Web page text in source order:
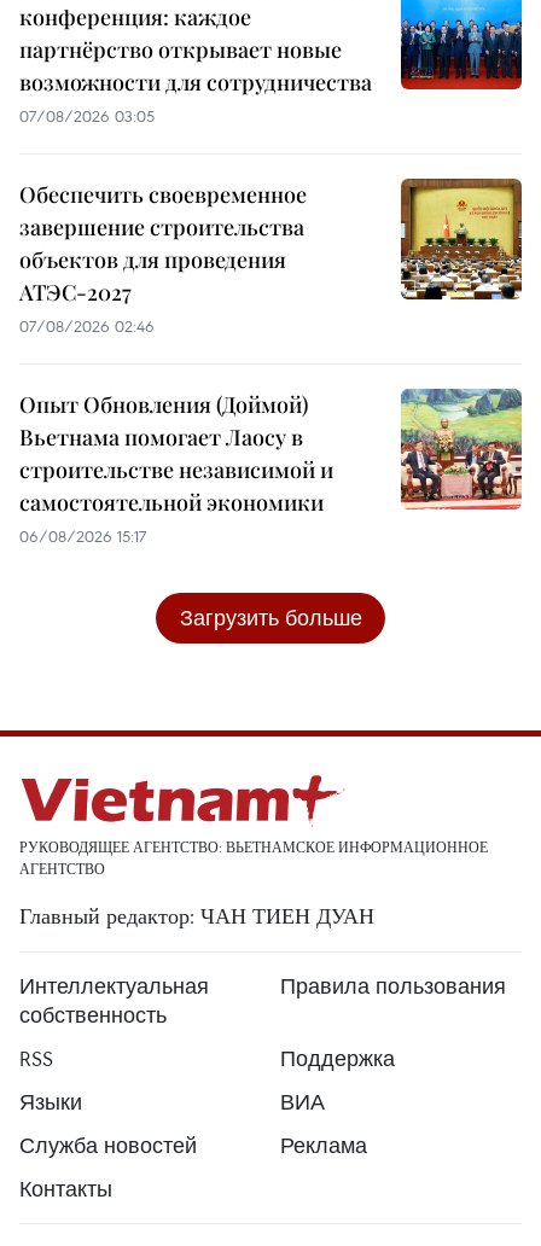
конференция: каждое
партнёрство открывает новые
возможности для сотрудничества
07/08/2026 03:05
Обеспечить своевременное
завершение строительства
объектов для проведения
АТЭС-2027
07/08/2026 02:46
Опыт Обновления (Доймой)
Вьетнама помогает Лаосу в
строительстве независимой и
самостоятельной экономики
06/08/2026 15:17
Загрузить больше
РУКОВОДЯЩЕЕ АГЕНТСТВО: ВЬЕТНАМСКОЕ ИНФОРМАЦИОННОЕ
АГЕНТСТВО
Главный редактор: ЧАН ТИЕН ДУАН
Интеллектуальная
собственность
Правила пользования
RSS
Поддержка
Языки
ВИА
Служба новостей
Реклама
Контакты